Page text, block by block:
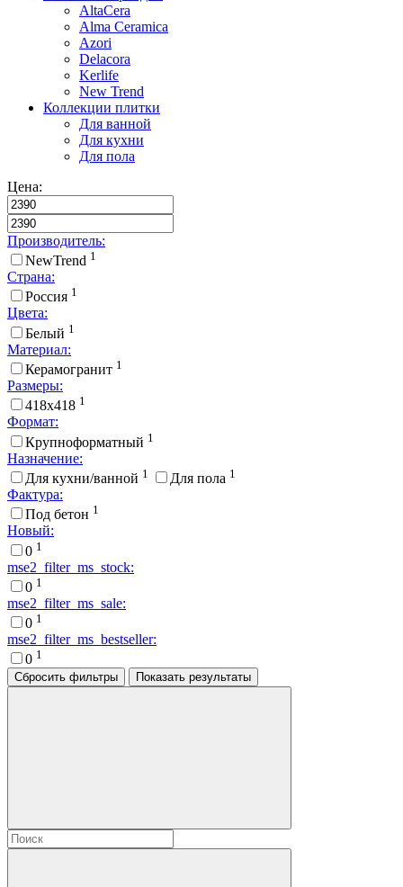
AltaCera
Аlma Ceramica
Azori
Delacora
Kerlife
New Trend
Коллекции плитки
Для ванной
Для кухни
Для пола
Цена:
Производитель:
NewTrend 1
Страна:
Россия 1
Цвета:
Белый 1
Материал:
Керамогранит 1
Размеры:
418x418 1
Формат:
Крупноформатный 1
Назначение:
Для кухни/ванной 1 Для пола 1
Фактура:
Под бетон 1
Новый:
0 1
mse2_filter_ms_stock:
0 1
mse2_filter_ms_sale:
0 1
mse2_filter_ms_bestseller:
0 1
Сбросить фильтры
Показать результаты